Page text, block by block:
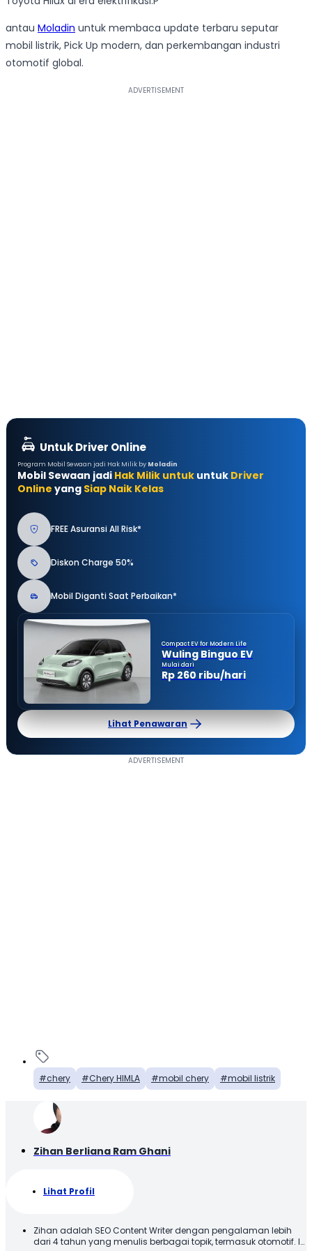
antau Moladin untuk membaca update terbaru seputar
mobil listrik, Pick Up modern, dan perkembangan industri
otomotif global.
Untuk Driver Online
Program Mobil Sewaan jadi Hak Milik by Moladin
Mobil Sewaan jadi Hak Milik untuk untuk Driver
Online yang Siap Naik Kelas
FREE Asuransi All Risk*
Diskon Charge 50%
Mobil Diganti Saat Perbaikan*
Compact EV for Modern Life
Wuling Binguo EV
Mulai dari
Rp 260 ribu/hari
Lihat Penawaran
chery Chery HIMLA mobil chery mobil listrik
Zihan Berliana Ram Ghani
Lihat Profil
Zihan adalah SEO Content Writer dengan pengalaman lebih
dari 4 tahun yang menulis berbagai topik, termasuk otomotif. Ia